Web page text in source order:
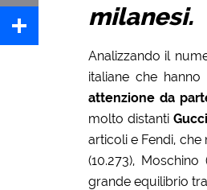
Email
milanesi.
Analizzando il
italiane che
attenzione da
molto distantiGucci
articoli e Fendi,
(10.273),
grande equilibrio